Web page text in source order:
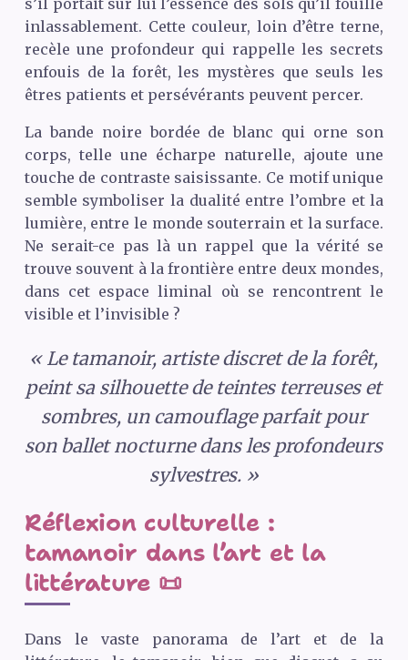
inlassablement. Cette couleur, loin d’être terne,
recèle une profondeur qui rappelle les secrets
enfouis de la forêt, les mystères que seuls les
êtres patients et persévérants peuvent percer.
La bande noire bordée de blanc qui orne son
corps, telle une écharpe naturelle, ajoute une
touche de contraste saisissante. Ce motif unique
semble symboliser la dualité entre l’ombre et la
lumière, entre le monde souterrain et la surface.
Ne serait-ce pas là un rappel que la vérité se
trouve souvent à la frontière entre deux mondes,
dans cet espace liminal où se rencontrent le
visible et l’invisible ?
« Le tamanoir, artiste discret de la forêt,
peint sa silhouette de teintes terreuses et
sombres, un camouflage parfait pour
son ballet nocturne dans les profondeurs
sylvestres. »
Réflexion culturelle :
tamanoir dans l’art et la
littérature 📜
Dans le vaste panorama de l’art et de la